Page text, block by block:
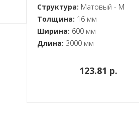
Структура: Матовый - M
Толщина: 16 мм
Ширина: 600 мм
Длина: 3000 мм
123.81 p.